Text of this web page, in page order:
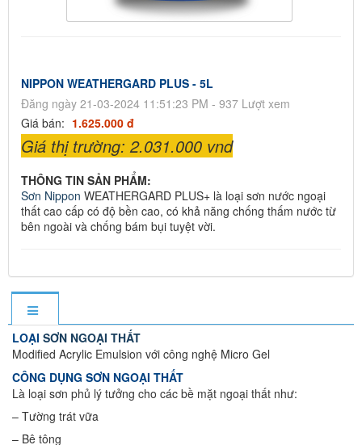
NIPPON WEATHERGARD PLUS - 5L
Đăng ngày 21-03-2024 11:51:23 PM - 937 Lượt xem
Giá bán: 1.625.000 đ
Giá thị trường: 2.031.000 vnd
THÔNG TIN SẢN PHẨM:
Sơn Nippon WEATHERGARD PLUS+ là loại sơn nước ngoại
thất cao cấp có độ bền cao, có khả năng chống thấm nước từ
bên ngoài và chống bám bụi tuyệt vời.
LOẠI SƠN NGOẠI THẤT
Modified Acrylic Emulsion với công nghệ Micro Gel
CÔNG DỤNG SƠN NGOẠI THẤT
Là loại sơn phủ lý tưởng cho các bề mặt ngoại thất như:
– Tường trát vữa
– Bê tông